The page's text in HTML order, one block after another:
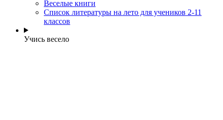
Веселые книги
Cписок литературы на лето для учеников 2-11
классов
Учись весело